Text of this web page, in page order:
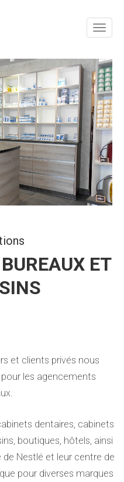
Toggle
ET
et clients privés nous
les agencements
dentaires, cabinets
boutiques, hôtels, ainsi
Nestlé et leur centre de
pour diverses marques